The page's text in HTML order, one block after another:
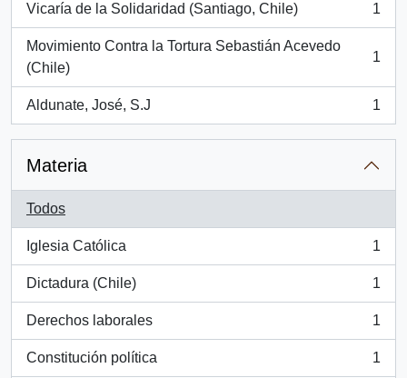
Vicaría de la Solidaridad (Santiago, Chile)
, 1 resultados
1
Movimiento Contra la Tortura Sebastián Acevedo
(Chile)
, 1 resultados
1
Aldunate, José, S.J
, 1 resultados
1
Materia
Todos
Iglesia Católica
, 1 resultados
1
Dictadura (Chile)
, 1 resultados
1
Derechos laborales
, 1 resultados
1
Constitución política
, 1 resultados
1